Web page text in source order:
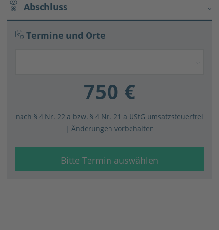
Abschluss
Termine und Orte
750 €
nach § 4 Nr. 22 a bzw. § 4 Nr. 21 a UStG umsatz­steuer­frei
| Änderungen vorbehalten
Bitte Termin auswählen